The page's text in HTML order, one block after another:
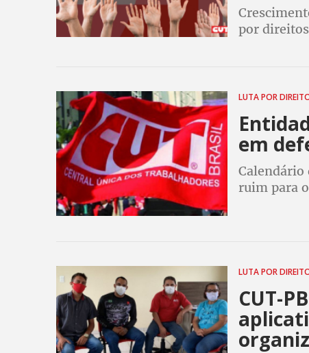
por
LUTA POR
em
Calendário
ruim para
LUTA POR
CUT-